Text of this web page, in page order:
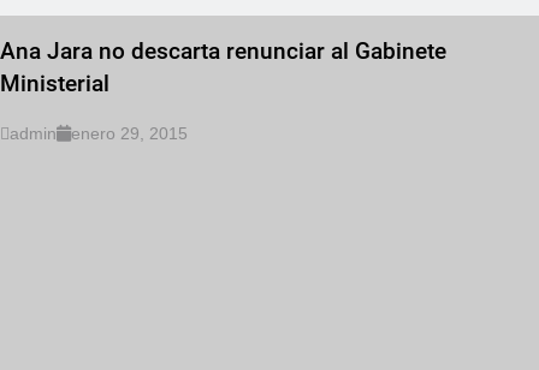
Ana Jara no descarta renunciar al Gabinete
Ministerial
admin enero 29, 2015